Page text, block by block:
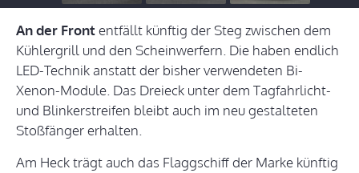
An der Frontentfällt künftig der Steg zwischen dem
Kühlergrill und den Scheinwerfern. Die haben endlich
LED-Technik anstatt der bisher verwendeten Bi-
Xenon-Module. Das Dreieck unter dem Tagfahrlicht-
und Blinkerstreifen bleibt auch im neu gestalteten
Stoßfänger erhalten.
Am Heck trägt auch das Flaggschiff der Marke künftig